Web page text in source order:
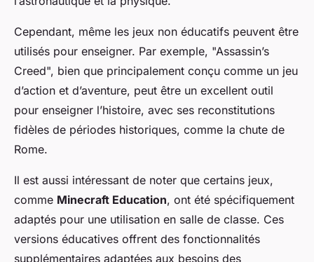
Cependant, même les jeux non éducatifs peuvent être
utilisés pour enseigner. Par exemple, "Assassin’s
Creed", bien que principalement conçu comme un jeu
d’action et d’aventure, peut être un excellent outil
pour enseigner l’histoire, avec ses reconstitutions
fidèles de périodes historiques, comme la chute de
Rome.
Il est aussi intéressant de noter que certains jeux,
comme Minecraft Education, ont été spécifiquement
adaptés pour une utilisation en salle de classe. Ces
versions éducatives offrent des fonctionnalités
supplémentaires adaptées aux besoins des